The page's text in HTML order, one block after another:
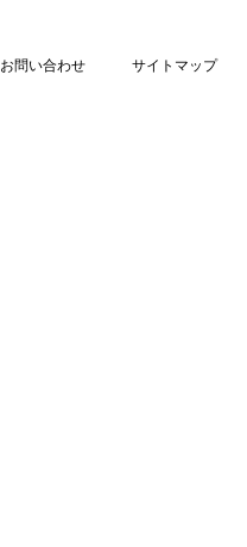
お問い合わせ サイトマップ